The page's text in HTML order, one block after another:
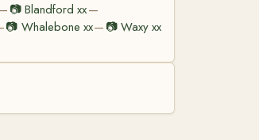
📷 Blandford xx—
📷 Whalebone xx— 📷Waxy xx